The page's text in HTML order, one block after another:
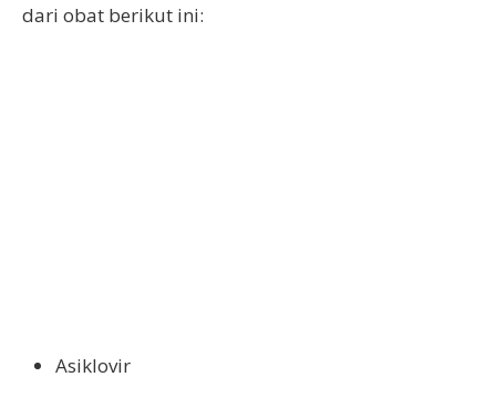
dari obat berikut ini:
Asiklovir